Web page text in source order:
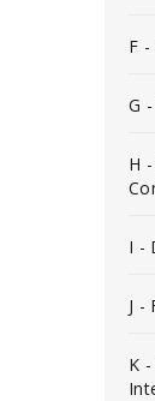
F
G
H
I -
J -
K